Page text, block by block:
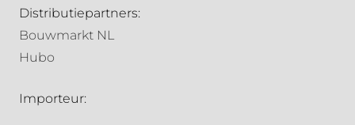
Distributiepartners:
Bouwmarkt NL
Hubo
Importeur: